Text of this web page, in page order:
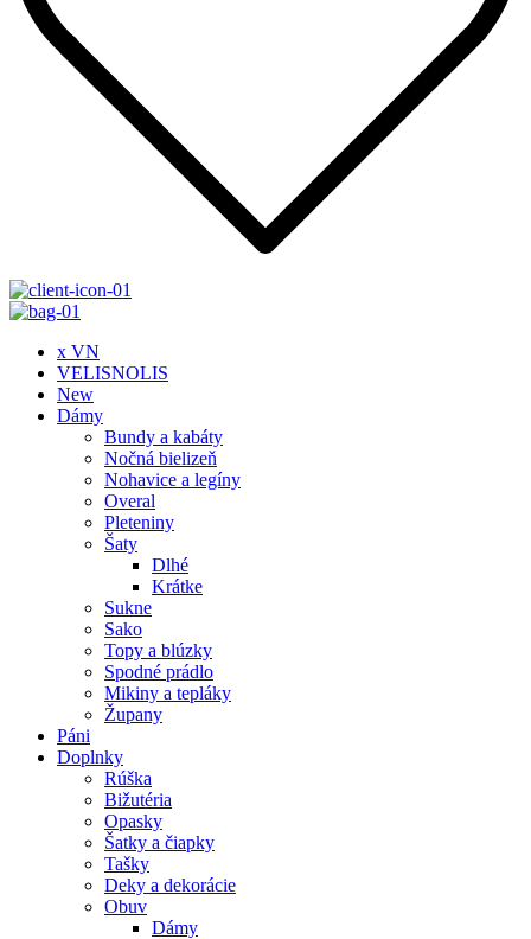
x VN
VELISNOLIS
New
Dámy
Bundy a kabáty
Nočná bielizeň
Nohavice a legíny
Overal
Pleteniny
Šaty
Dlhé
Krátke
Sukne
Sako
Topy a blúzky
Spodné prádlo
Mikiny a tepláky
Župany
Páni
Doplnky
Rúška
Bižutéria
Opasky
Šatky a čiapky
Tašky
Deky a dekorácie
Obuv
Dámy